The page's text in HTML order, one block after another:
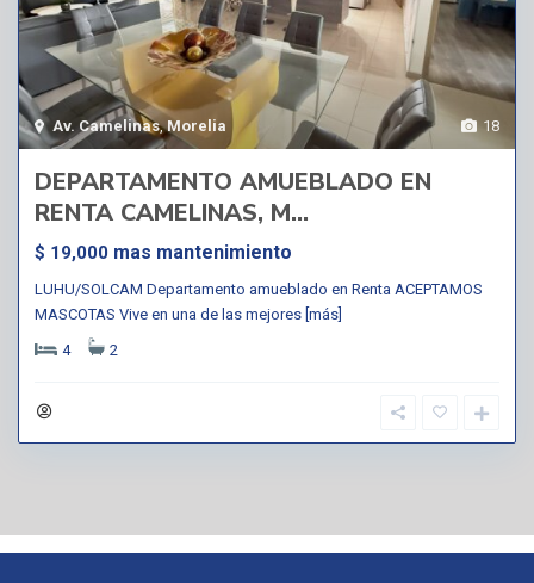
18
Av. Camelinas,Morelia
DEPARTAMENTO AMUEBLADO EN
RENTA CAMELINAS, M...
$ 19,000 mas mantenimiento
LUHU/SOLCAM Departamento amueblado en Renta ACEPTAMOS
MASCOTAS Vive en una de las mejores [más]
4
2